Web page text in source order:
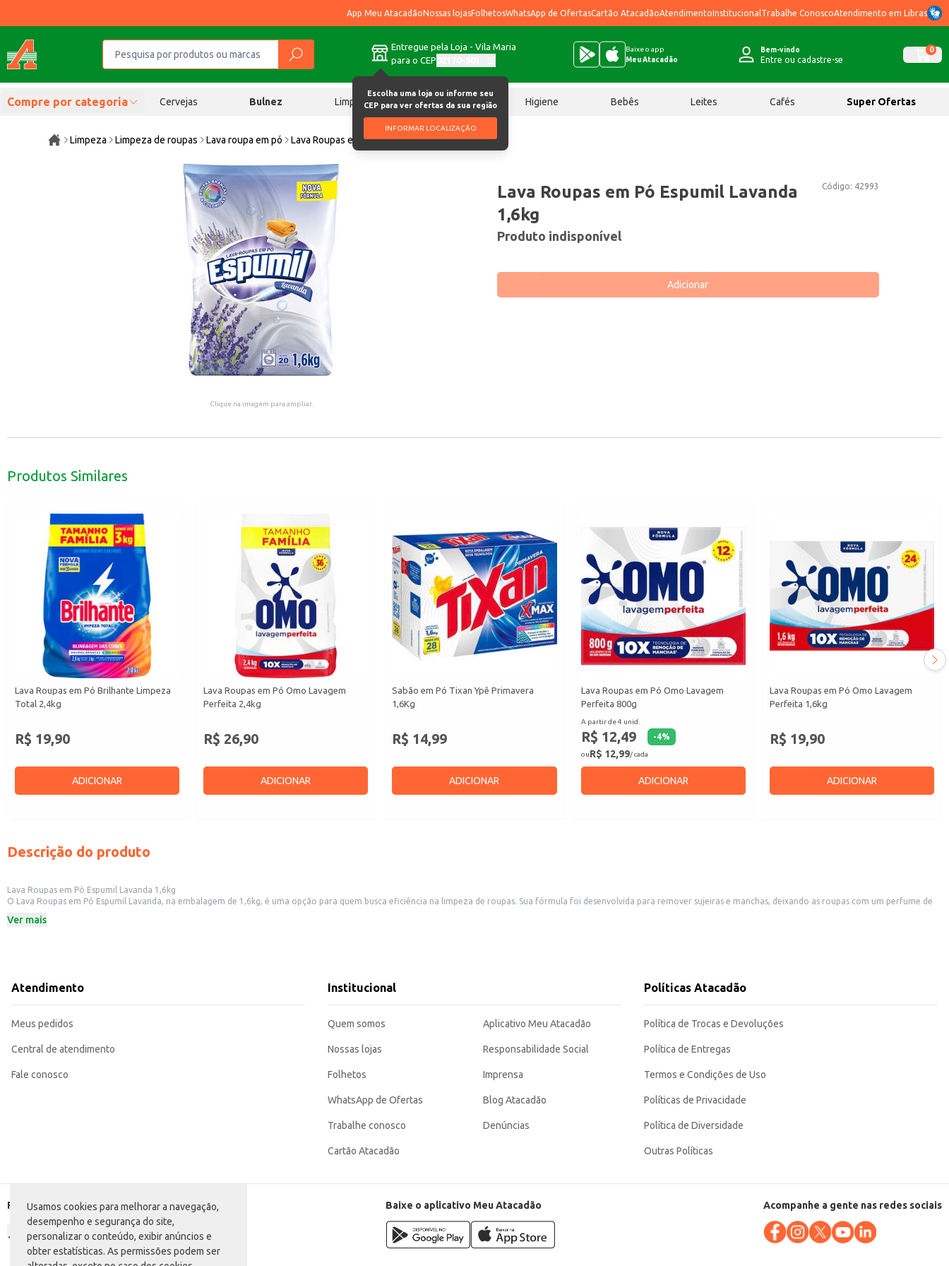
Usamos cookies para melhorar a navegação,
desempenho e segurança do site,
personalizar o conteúdo, exibir anúncios e
obter estatísticas. As permissões podem ser
App Meu AtacadãoNossas lojasFolhetosWhatsApp de OfertasCartão AtacadãoAtendimentoInstitucional Trabalhe ConoscoAtendimento em Libras
Entregue pela Loja - Vila Maria
para o CEP
Escolha uma loja ou informe seu
CEP para ver ofertas da sua região
INFORMAR LOCALIZAÇÃO
Baixe o app
Meu Atacadão
Bem-vindo
Entre ou cadastre-se
0
Compre por categoria Cervejas Bulnez Limpeza Chocolates Higiene Bebês Leites Cafés Super Ofertas
Limpeza Limpeza de roupas Lava roupa em pó Lava Roupas em Pó Espumil Lavanda 1,6kg
Clique na imagem para ampliar.
Código: 42993
Lava Roupas em Pó Espumil Lavanda
1,6kg
Produto indisponível
Adicionar
Produtos Similares
Lava Roupas em Pó Brilhante Limpeza
Total 2,4kg
R$ 19,90
ADICIONAR
Lava Roupas em Pó Omo Lavagem
Perfeita 2,4kg
R$ 26,90
ADICIONAR
Sabão em Pó Tixan Ypê Primavera
1,6Kg
R$ 14,99
ADICIONAR
Lava Roupas em Pó Omo Lavagem
Perfeita 800g
A partir de 4 unid.
R$ 12,49 -4%
ouR$ 12,99/ cada
ADICIONAR
Lava Roupas em Pó Omo Lavagem
Perfeita 1,6kg
R$ 19,90
ADICIONAR
Descrição do produto
Lava Roupas em Pó Espumil Lavanda 1,6kg
O Lava Roupas em Pó Espumil Lavanda, na embalagem de 1,6kg, é uma opção para quem busca eficiência na limpeza de roupas. Sua fórmula foi desenvolvida para remover sujeiras e manchas, deixando as roupas com um perfume de
Indicado para:
Verifique as instruções de lavagem das roupas antes de usar o produto.
Para melhores resultados, utilize a quantidade recomendada para cada tipo de lavagem.
Ver mais
Atendimento
Meus pedidos
Central de atendimento
Fale conosco
Institucional
Quem somos
Nossas lojas
Folhetos
WhatsApp de Ofertas
Trabalhe conosco
Cartão Atacadão
Aplicativo Meu Atacadão
Responsabilidade Social
Imprensa
Blog Atacadão
Denúncias
Políticas Atacadão
Política de Trocas e Devoluções
Política de Entregas
Termos e Condições de Uso
Políticas de Privacidade
Política de Diversidade
Outras Políticas
Formas de pagamento Baixe o aplicativo Meu Atacadão Acompanhe a gente nas redes sociais